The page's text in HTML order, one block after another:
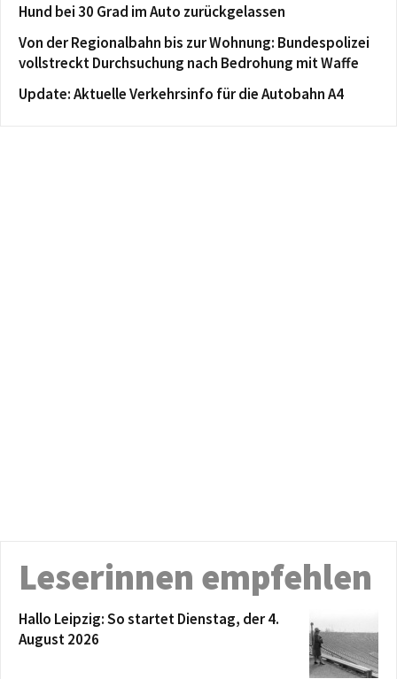
Hund bei 30 Grad im Auto zurückgelassen
Von der Regionalbahn bis zur Wohnung: Bundespolizei
vollstreckt Durchsuchung nach Bedrohung mit Waffe
Update: Aktuelle Verkehrsinfo für die Autobahn A4
Leserinnen empfehlen
Hallo Leipzig: So startet Dienstag, der 4.
August 2026